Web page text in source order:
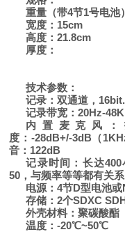
重量（带4节1号电池
宽度：15cm
高度：21.8cm
厚度：
技术参数：
记录：双通道，
记录带宽：20Hz-
内置麦克风
度：-28dB+/-3dB（
音：122dB
记录时间：长达
50，与频率等等都有关系
电源：4节D型电池
存储：2个SDXC
外壳材料：聚碳酸酯
温度：-20℃~50℃